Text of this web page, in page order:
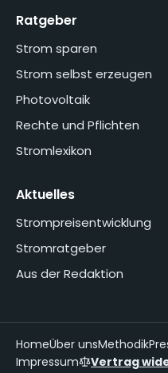
Ratgeber
Strom sparen
Strom selbst erzeugen
Photovoltaik
Rechte und Pflichten
Stromlexikon
Aktuelles
Strompreisentwicklung
Stromratgeber
Aus der Redaktion
HomeÜber unsMethodik
Impressum
Vertrag